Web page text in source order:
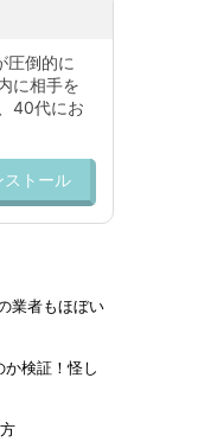
圧倒的に
に相手を
40代にお
ストール
業者もほぼい
検証！怪し